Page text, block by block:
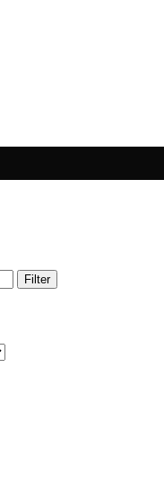
Filter